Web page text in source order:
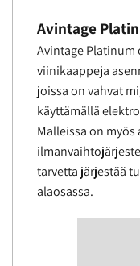
Avintage
Avintage
viinikaappeja
joissa on vahvat
käyttämällä
Malleissa on
tarvetta järjestää
alaosassa.